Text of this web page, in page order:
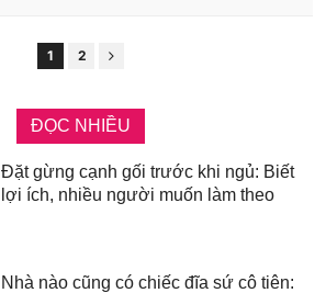
1 2
ĐỌC NHIỀU
Đặt gừng cạnh gối trước khi ngủ: Biết
lợi ích, nhiều người muốn làm theo
Nhà nào cũng có chiếc đĩa sứ cô tiên: